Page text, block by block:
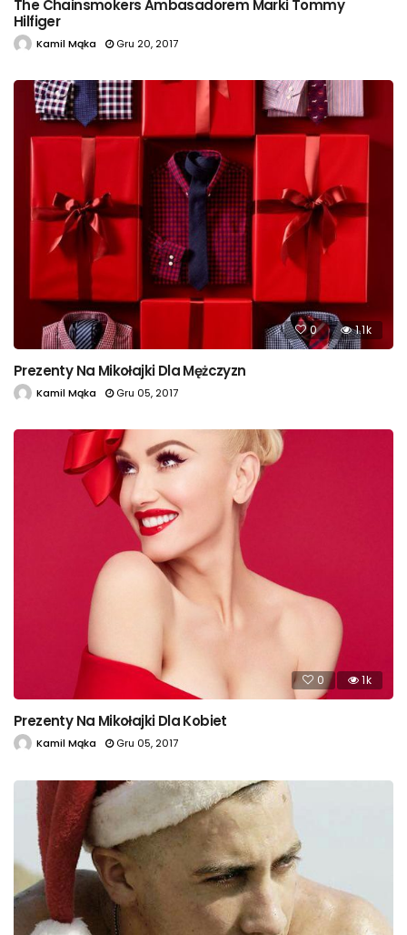
The Chainsmokers Ambasadorem Marki Tommy
Hilfiger
Kamil Mąka Gru 20, 2017
0 1.1k
Prezenty Na Mikołajki Dla Mężczyzn
Kamil Mąka Gru 05, 2017
0 1k
Prezenty Na Mikołajki Dla Kobiet
Kamil Mąka Gru 05, 2017